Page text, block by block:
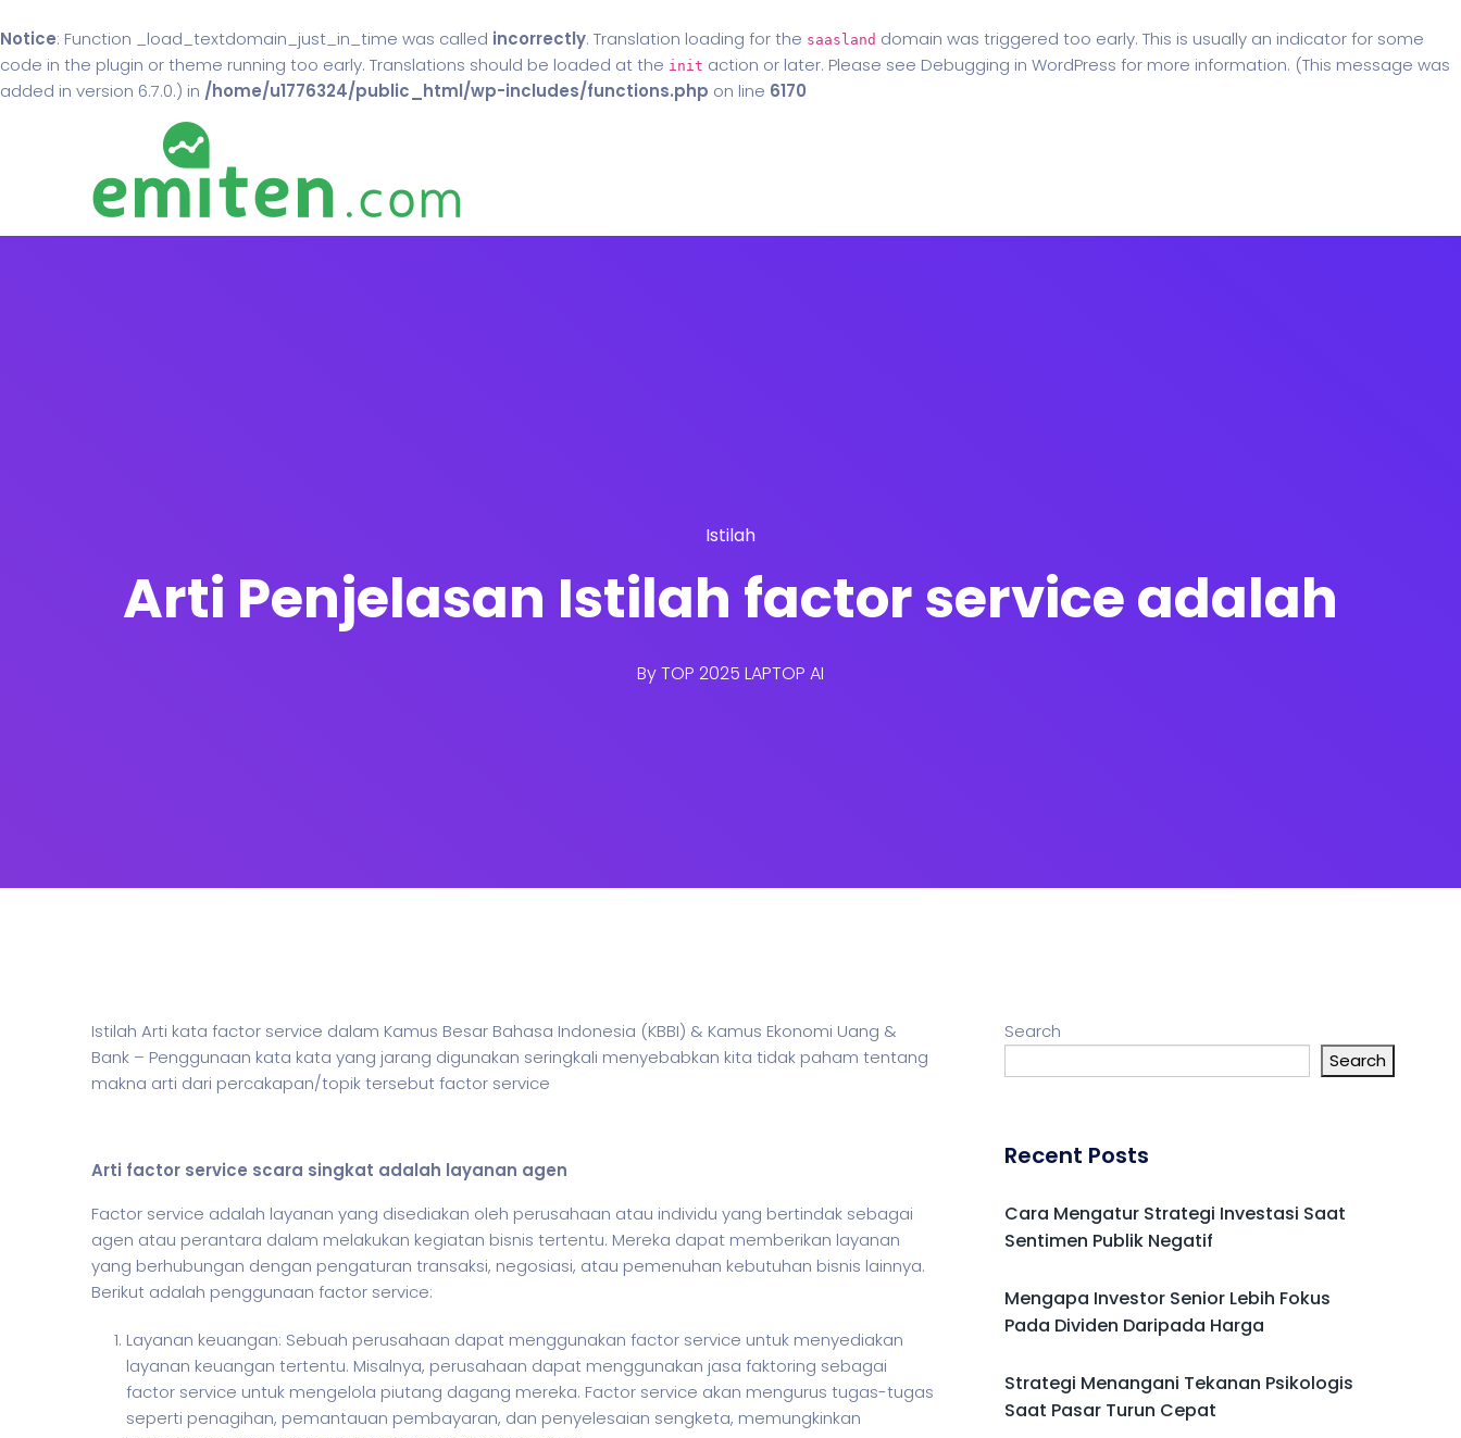
Notice: Function _load_textdomain_just_in_time was called incorrectly. Translation loading for the saasland domain was triggered too early. This is usually an indicator for some
code in the plugin or theme running too early. Translations should be loaded at the init action or later. Please see Debugging in WordPress for more information. (This message was
added in version 6.7.0.) in /home/u1776324/public_html/wp-includes/functions.php on line 6170
Istilah
Arti Penjelasan Istilah factor service adalah
ByTOP 2025 LAPTOP AI
Istilah Arti kata factor service dalam Kamus Besar Bahasa Indonesia (KBBI) & Kamus Ekonomi Uang &
Bank – Penggunaan kata kata yang jarang digunakan seringkali menyebabkan kita tidak paham tentang
makna arti dari percakapan/topik tersebut factor service
Arti factor service scara singkat adalah layanan agen
Factor service adalah layanan yang disediakan oleh perusahaan atau individu yang bertindak sebagai
agen atau perantara dalam melakukan kegiatan bisnis tertentu. Mereka dapat memberikan layanan
yang berhubungan dengan pengaturan transaksi, negosiasi, atau pemenuhan kebutuhan bisnis lainnya.
Berikut adalah penggunaan factor service:
Layanan keuangan: Sebuah perusahaan dapat menggunakan factor service untuk menyediakan
layanan keuangan tertentu. Misalnya, perusahaan dapat menggunakan jasa faktoring sebagai
factor service untuk mengelola piutang dagang mereka. Factor service akan mengurus tugas-tugas
seperti penagihan, pemantauan pembayaran, dan penyelesaian sengketa, memungkinkan
Search
Search
Recent Posts
Cara Mengatur Strategi Investasi Saat
Sentimen Publik Negatif
Mengapa Investor Senior Lebih Fokus
Pada Dividen Daripada Harga
Strategi Menangani Tekanan Psikologis
Saat Pasar Turun Cepat